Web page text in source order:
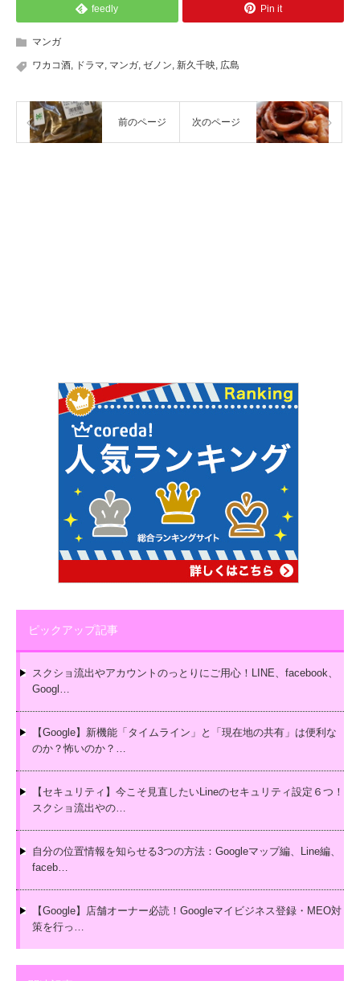
feedly Pin it
マンガ
ワカコ酒, ドラマ, マンガ, ゼノン, 新久千映, 広島
前のページ 次のページ
ピックアップ記事
スクショ流出やアカウントのっとりにご用心！LINE、facebook、
Googl…
【Google】新機能「タイムライン」と「現在地の共有」は便利な
のか？怖いのか？…
【セキュリティ】今こそ見直したいLineのセキュリティ設定６つ！
スクショ流出やの…
自分の位置情報を知らせる3つの方法：Googleマップ編、Line編、
faceb…
【Google】店舗オーナー必読！Googleマイビジネス登録・MEO対
策を行っ…